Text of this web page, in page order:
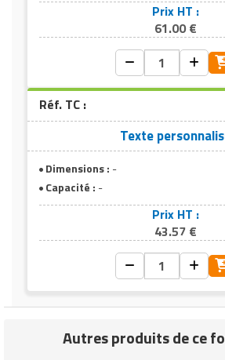
Prix HT :
61.00 €
Réf. TC :
Texte
Dimensions : -
Capacité : -
Prix HT :
43.57 €
Autres produits de ce